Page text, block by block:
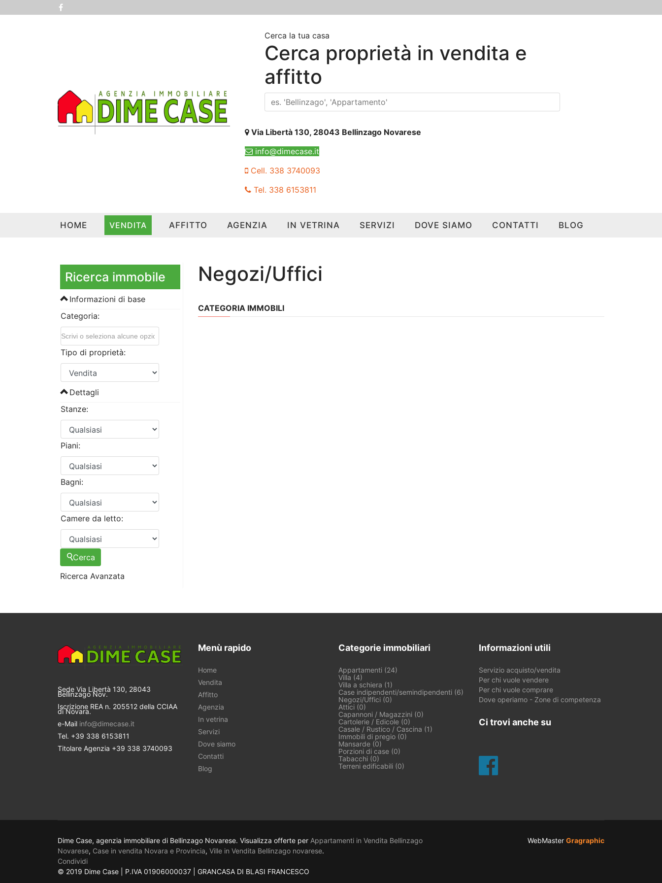
Cerca la tua casa
Cerca proprietà in vendita e
affitto
Via Libertà 130, 28043 Bellinzago Novarese
info@dimecase.it
Cell. 338 3740093
Tel. 338 6153811
HOME VENDITA AFFITTO AGENZIA IN VETRINA SERVIZI DOVE SIAMO CONTATTI BLOG
Ricerca immobile
Informazioni di base
Categoria:
Tipo di proprietà:
Dettagli
Stanze:
Piani:
Bagni:
Camere da letto:
Cerca
Ricerca Avanzata
Negozi/Uffici
CATEGORIA IMMOBILI
Sede Via Libertà 130, 28043
Bellinzago Nov.
Iscrizione REA n. 205512 della CCIAA
di Novara.
e-Mail info@dimecase.it
Tel. +39 338 6153811
Titolare Agenzia +39 338 3740093
Menù rapido
Home
Vendita
Affitto
Agenzia
In vetrina
Servizi
Dove siamo
Contatti
Blog
Categorie immobiliari
Appartamenti (24)
Villa (4)
Villa a schiera (1)
Case indipendenti/semindipendenti (6)
Negozi/Uffici (0)
Attici (0)
Capannoni / Magazzini (0)
Cartolerie / Edicole (0)
Casale / Rustico / Cascina (1)
Immobili di pregio (0)
Mansarde (0)
Porzioni di case (0)
Tabacchi (0)
Terreni edificabili (0)
Informazioni utili
Servizio acquisto/vendita
Per chi vuole vendere
Per chi vuole comprare
Dove operiamo - Zone di competenza
Ci trovi anche su
Dime Case, agenzia immobiliare di Bellinzago Novarese. Visualizza offerte per Appartamenti in Vendita Bellinzago
Novarese, Case in vendita Novara e Provincia, Ville in Vendita Bellinzago novarese.
Condividi
© 2019 Dime Case | P.IVA 01906000037 | GRANCASA DI BLASI FRANCESCO
WebMaster Gragraphic